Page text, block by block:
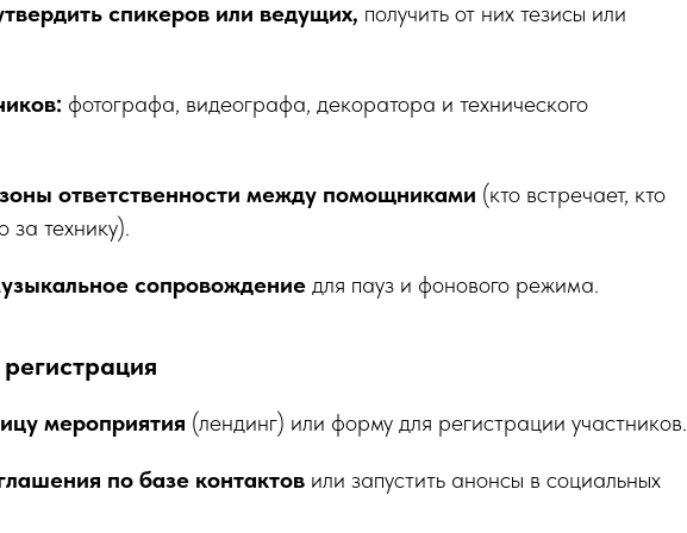
спикеров или ведущих, получить от них тезисы или
фотографа, видеографа, декоратора и технического
ответственности между помощниками (кто встречает, кто
за технику).
сопровождение для пауз и фонового режима.
мероприятия (лендинг) или форму для регистрации участников.
по базе контактов или запустить анонсы в социальных